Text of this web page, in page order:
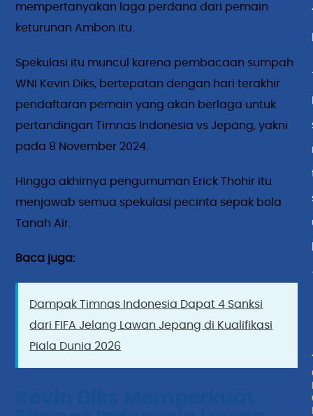
mempertanyakan laga perdana dari pemain
keturunan Ambon itu.
Spekulasi itu muncul karena pembacaan sumpah
WNI Kevin Diks, bertepatan dengan hari terakhir
pendaftaran pemain yang akan berlaga untuk
pertandingan Timnas Indonesia vs Jepang, yakni
pada 8 November 2024.
Hingga akhirnya pengumuman Erick Thohir itu
menjawab semua spekulasi pecinta sepak bola
Tanah Air.
Baca juga:
Dampak Timnas Indonesia Dapat 4 Sanksi
dari FIFA Jelang Lawan Jepang di Kualifikasi
Piala Dunia 2026